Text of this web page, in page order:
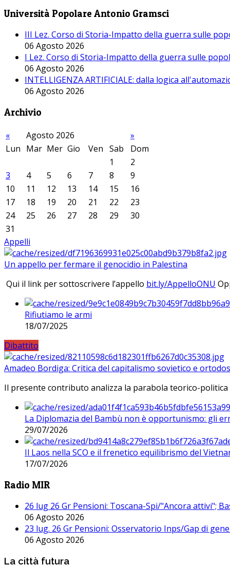
Università Popolare Antonio Gramsci
III Lez. Corso di Storia-Impatto della guerra sulle
06 Agosto 2026
I Lez. Corso di Storia-Impatto della guerra sulle
06 Agosto 2026
INTELLIGENZA ARTIFICIALE: dalla logica
06 Agosto 2026
Archivio
« Agosto 2026
»
Lun Mar Mer Gio Ven Sab
Dom
1
2
3
4 5 6 7 8
9
10
11 12 13 14 15
16
17
18 19 20 21 22
23
24
25 26 27 28 29
30
31
Appelli
Un appello per fermare il genocidio in Palestina
Qui il link per sottoscrivere l’appello bit.ly/AppelloONU
Rifiutiamo le armi
18/07/2025
Dibattito
Amadeo Bordiga: Critica del capitalismo sovietico e
Il presente contributo analizza la parabola teorico-
La Diplomazia del Bambù non è opportunismo: gli
29/07/2026
Il Laos nella SCO e il frenetico equilibrismo del
17/07/2026
Radio MIR
26 lug 26 Gr Pensioni: Toscana-Spi/"Ancora attivi";
06 Agosto 2026
23 lug. 26 Gr Pensioni: Osservatorio Inps/Gap di
06 Agosto 2026
La città futura